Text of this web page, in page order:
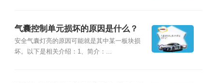
气囊控制单元损坏的原因是什么？
安全气囊灯亮的原因可能就是其中某一板块损
坏。以下是相关介绍：1、简介：...